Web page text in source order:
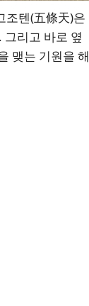
조텐(五條天)은
리고 바로 옆
맺는 기원을 해